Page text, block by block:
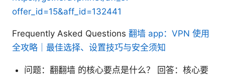
offer_id=15&aff_id=132441
Frequently Asked Questions 翻墙 app：VPN 使用
全攻略｜最佳选择、设置技巧与安全须知
问题：翻翻墙 的核心要点是什么？ 回答：核心要